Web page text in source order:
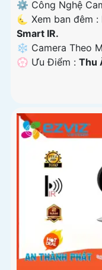
⚙ Công Nghệ
🌜 Xem ban đêm :
Smart IR.
❄ Camera Theo
️💮 Ưu Điểm : Thu